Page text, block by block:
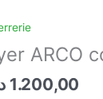
ARCO
1.200,00